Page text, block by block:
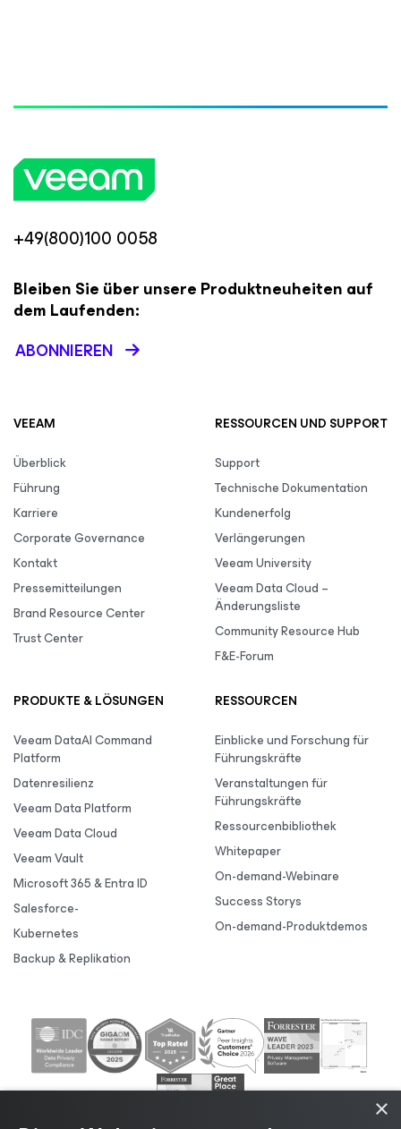
+49(800)100 0058
Bleiben Sie über unsere Produktneuheiten auf
dem Laufenden:
ABONNIEREN
VEEAM
Überblick
Führung
Karriere
Corporate Governance
Kontakt
Pressemitteilungen
Brand Resource Center
Trust Center
RESSOURCEN UND SUPPORT
Support
Technische Dokumentation
Kundenerfolg
Verlängerungen
Veeam University
Veeam Data Cloud –
Änderungsliste
Community Resource Hub
F&E-Forum
PRODUKTE & LÖSUNGEN
Veeam DataAI Command
Platform
Datenresilienz
Veeam Data Platform
Veeam Data Cloud
Veeam Vault
Microsoft 365 & Entra ID
Salesforce-
Kubernetes
Backup & Replikation
RESSOURCEN
Einblicke und Forschung für
Führungskräfte
Veranstaltungen für
Führungskräfte
Ressourcenbibliothek
Whitepaper
On-demand-Webinare
Success Storys
On-demand-Produktdemos
×